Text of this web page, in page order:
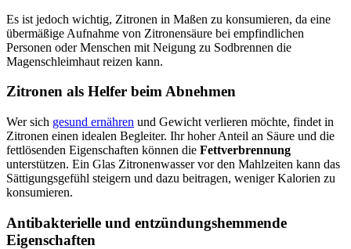
Es ist jedoch wichtig, Zitronen in Maßen zu konsumieren, da eine
übermäßige Aufnahme von Zitronensäure bei empfindlichen
Personen oder Menschen mit Neigung zu Sodbrennen die
Magenschleimhaut reizen kann.
Zitronen als Helfer beim Abnehmen
Wer sich gesund ernähren und Gewicht verlieren möchte, findet in
Zitronen einen idealen Begleiter. Ihr hoher Anteil an Säure und die
fettlösenden Eigenschaften können die Fettverbrennung
unterstützen. Ein Glas Zitronenwasser vor den Mahlzeiten kann das
Sättigungsgefühl steigern und dazu beitragen, weniger Kalorien zu
konsumieren.
Antibakterielle und entzündungshemmende
Eigenschaften